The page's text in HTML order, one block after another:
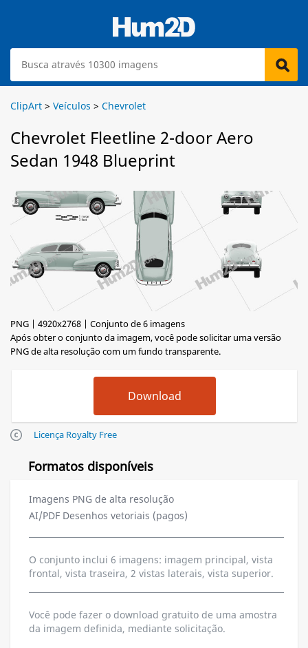
ClipArt > Veículos > Chevrolet
Chevrolet Fleetline 2-door Aero
Sedan 1948 Blueprint
PNG | 4920x2768 | Conjunto de 6 imagens
Após obter o conjunto da imagem, você pode solicitar uma versão
PNG de alta resolução com um fundo transparente.
Licença Royalty Free
Formatos disponíveis
Imagens PNG de alta resolução
AI/PDF Desenhos vetoriais (pagos)
O conjunto inclui 6 imagens: imagem principal, vista
frontal, vista traseira, 2 vistas laterais, vista superior.
Você pode fazer o download gratuito de uma amostra
da imagem definida, mediante solicitação.